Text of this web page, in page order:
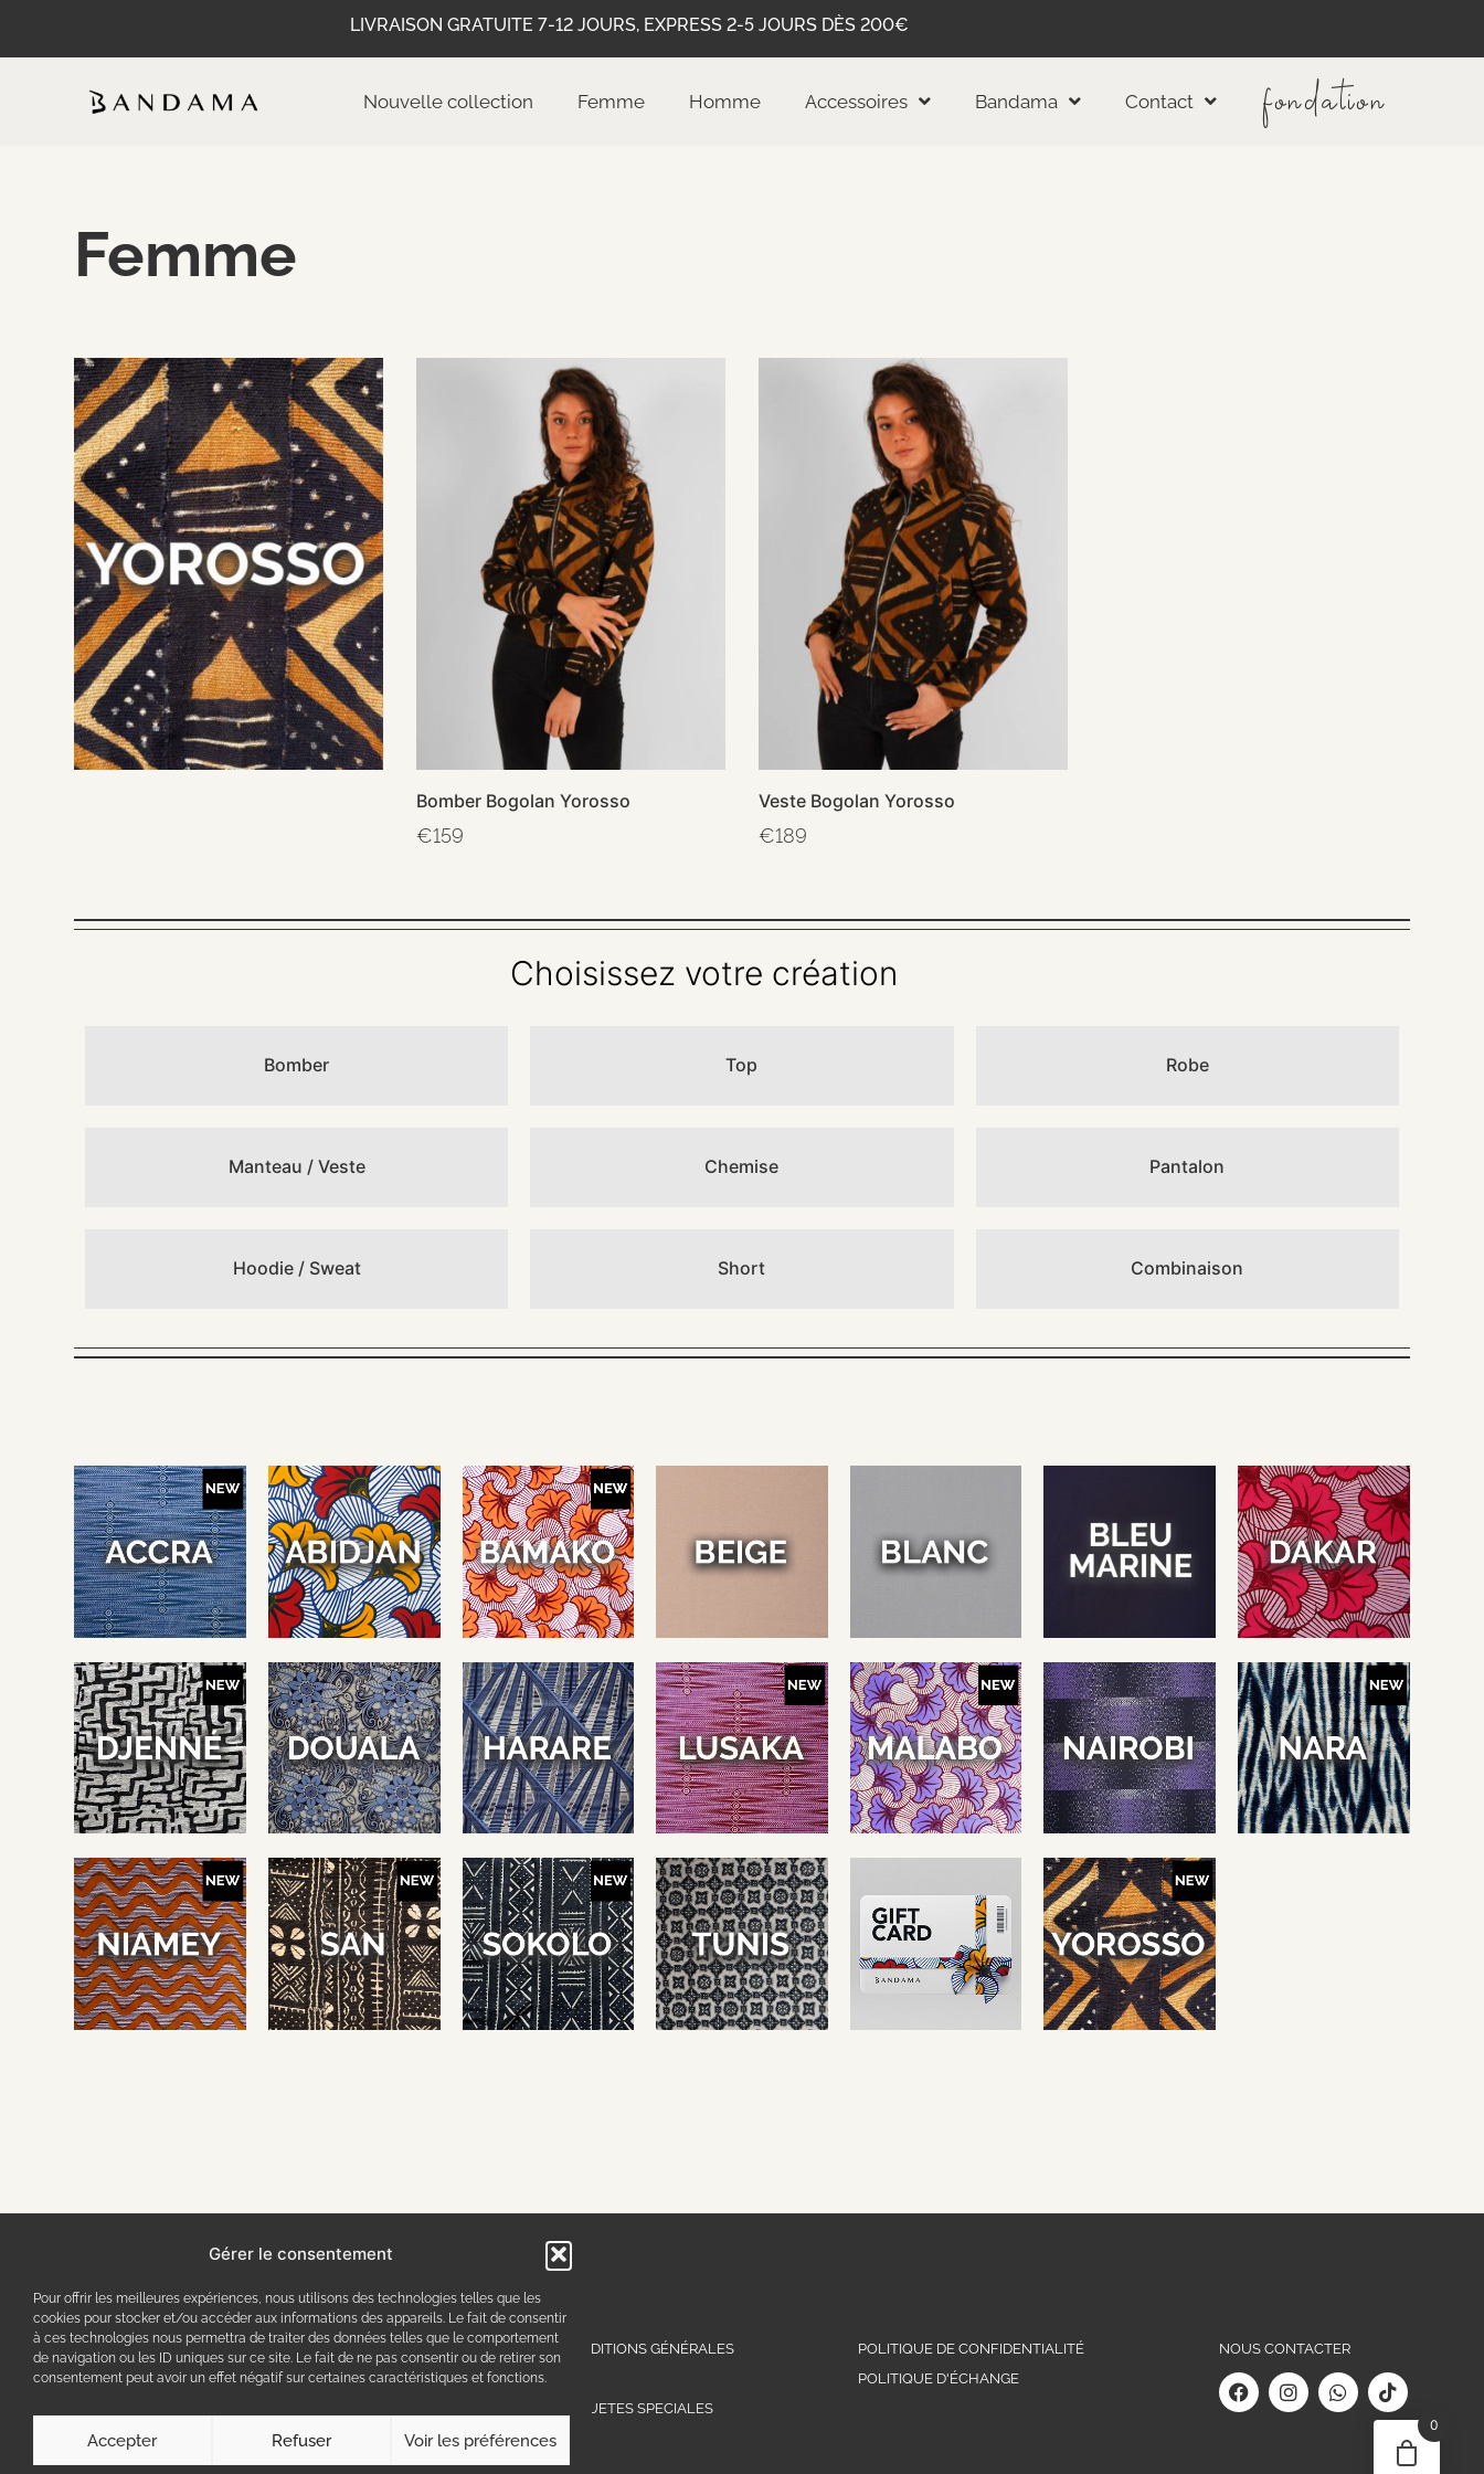
Gérer le consentement
Pour offrir les meilleures expériences, nous utilisons des technologies telles que les
cookies pour stocker et/ou accéder aux informations des appareils. Le fait de consentir
à ces technologies nous permettra de traiter des données telles que le comportement
de navigation ou les ID uniques sur ce site. Le fait de ne pas consentir ou de retirer son
consentement peut avoir un effet négatif sur certaines caractéristiques et fonctions.
Accepter Refuser Voir les préférences
LIVRAISON GRATUITE 7-12 JOURS, EXPRESS 2-5 JOURS DÈS 200€
Nouvelle collection Femme Homme Accessoires Bandama Contact fondation
Femme
Bomber Bogolan Yorosso
€159
Veste Bogolan Yorosso
€189
Choisissez votre création
Bomber Top Robe
Manteau / Veste Chemise Pantalon
Hoodie / Sweat Short Combinaison
Tenez-vous informé
CONDITIONS GÉNÉRALES​
REQUETES SPECIALES
POLITIQUE DE CONFIDENTIALITÉ
POLITIQUE D'ÉCHANGE
NOUS CONTACTER
0